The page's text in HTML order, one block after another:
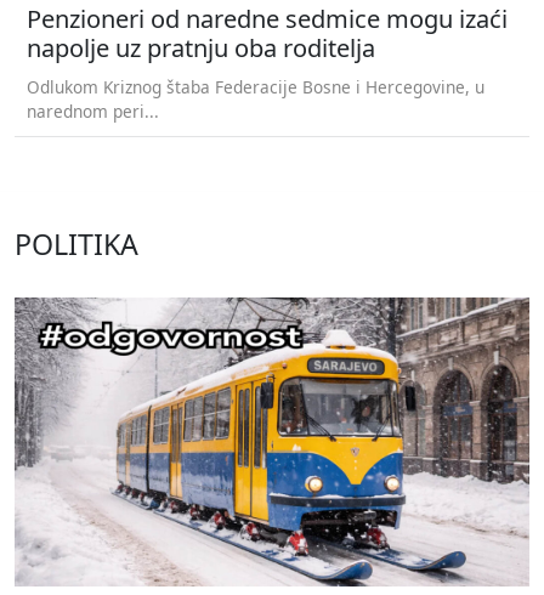
Penzioneri od naredne sedmice mogu izaći
napolje uz pratnju oba roditelja
Odlukom Kriznog štaba Federacije Bosne i Hercegovine, u
narednom peri...
POLITIKA